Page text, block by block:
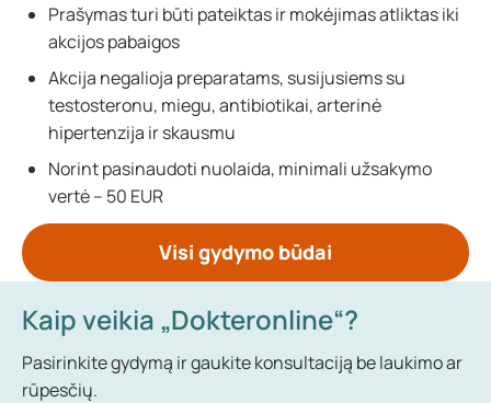
Prašymas turi būti pateiktas ir mokėjimas atliktas iki
akcijos pabaigos
Akcija negalioja preparatams, susijusiems su
testosteronu, miegu, antibiotikai, arterinė
hipertenzija ir skausmu
Norint pasinaudoti nuolaida, minimali užsakymo
vertė – 50 EUR
Visi gydymo būdai
Kaip veikia „Dokteronline“?
Pasirinkite gydymą ir gaukite konsultaciją be laukimo ar
rūpesčių.